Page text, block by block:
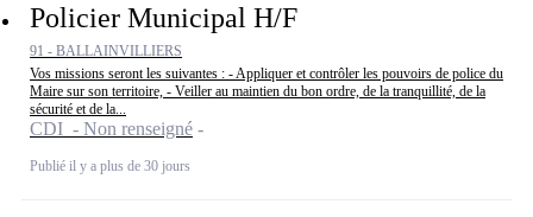
Policier Municipal H/F
91 - BALLAINVILLIERS
Vos missions seront les suivantes : - Appliquer et contrôler les pouvoirs de police du
Maire sur son territoire, - Veiller au maintien du bon ordre, de la tranquillité, de la
sécurité et de la...
CDI - Non renseigné
Publié il y a plus de 30 jours